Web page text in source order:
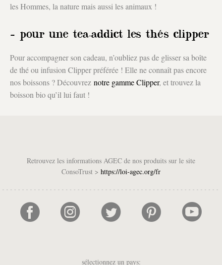
les Hommes, la nature mais aussi les animaux !
– pour une tea-addict les thés clipper
Pour accompagner son cadeau, n’oubliez pas de glisser sa boîte
de thé ou infusion Clipper préférée ! Elle ne connaît pas encore
nos boissons ? Découvrez notre gamme Clipper, et trouvez la
boisson bio qu’il lui faut !
Retrouvez les informations AGEC de nos produits sur le site
ConsoTrust > https://loi-agec.org/fr
sélectionnez un pays: